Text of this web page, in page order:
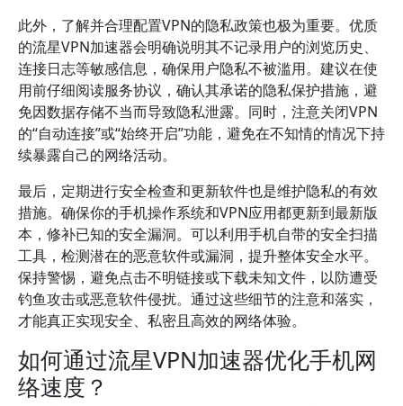
此外，了解并合理配置VPN的隐私政策也极为重要。优质
的流星VPN加速器会明确说明其不记录用户的浏览历史、
连接日志等敏感信息，确保用户隐私不被滥用。建议在使
用前仔细阅读服务协议，确认其承诺的隐私保护措施，避
免因数据存储不当而导致隐私泄露。同时，注意关闭VPN
的“自动连接”或“始终开启”功能，避免在不知情的情况下持
续暴露自己的网络活动。
最后，定期进行安全检查和更新软件也是维护隐私的有效
措施。确保你的手机操作系统和VPN应用都更新到最新版
本，修补已知的安全漏洞。可以利用手机自带的安全扫描
工具，检测潜在的恶意软件或漏洞，提升整体安全水平。
保持警惕，避免点击不明链接或下载未知文件，以防遭受
钓鱼攻击或恶意软件侵扰。通过这些细节的注意和落实，
才能真正实现安全、私密且高效的网络体验。
如何通过流星VPN加速器优化手机网
络速度？